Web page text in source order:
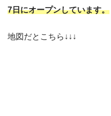
7日にオープンしています。
地図だとこちら↓↓↓